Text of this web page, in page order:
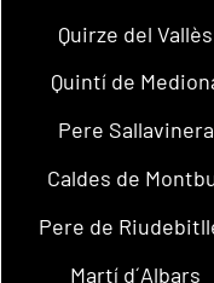
Quirze del Vallès
Quintí de
Pere Sallavinera
Caldes de
Pere de
Martí d´Albars